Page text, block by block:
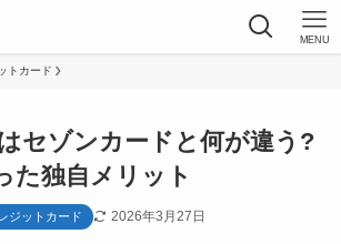
MENU
トカード
セゾンカードと何が違う?
た独自メリット
ジットカード 2026年3月27日